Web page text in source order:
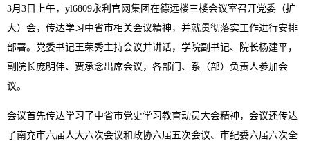
3月3日上午，yl6809永利官网集团在德远楼三楼会议室召开党委（扩
大）会，传达学习中省市相关会议精神，并就贯彻落实工作进行安排
部署。党委书记王荣秀主持会议并讲话，学院副书记、院长杨建平，
副院长庞明伟、贾承念出席会议，各部门、系（部）负责人参加会
议。
会议首先传达学习了中省市党史学习教育动员大会精神，会议还传达
了南充市六届人大六次会议和政协六届五次会议、市纪委六届六次全